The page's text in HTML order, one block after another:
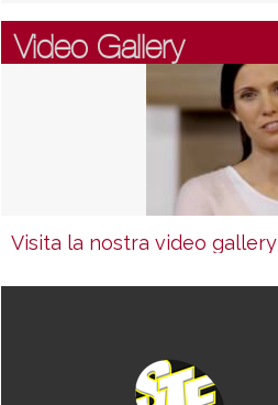
Video Gallery
Visita la nostra video gallery